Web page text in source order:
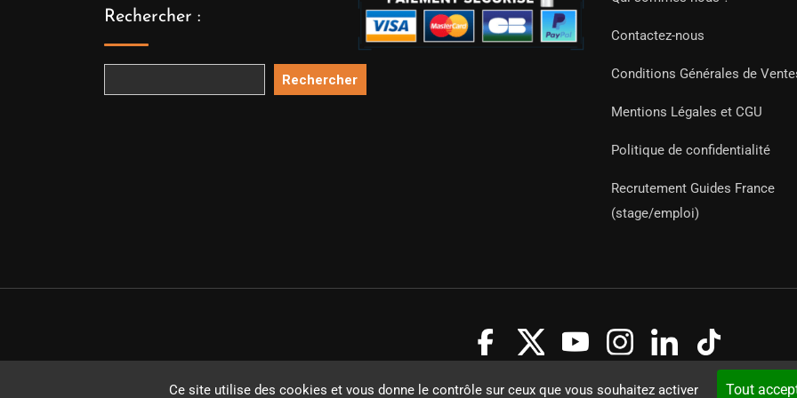
Ce site utilise des cookies et vous donne le contrôle sur ceux que vous souhaitez activer Tout
Rechercher :
Rechercher
Contactez-nous
Conditions Générales de
Mentions Légales et CGU
Politique de confidentialité
Recrutement Guides France
(stage/emploi)
Copyright Guides 2021. Tous droits réservés.Développement web sur mesure